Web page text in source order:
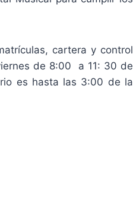
cartera y control
de 8:00 a 11: 30 de
es hasta las 3:00 de la